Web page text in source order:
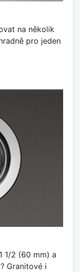
na několik
pro jeden
1/2 (60 mm) a
Granitové i